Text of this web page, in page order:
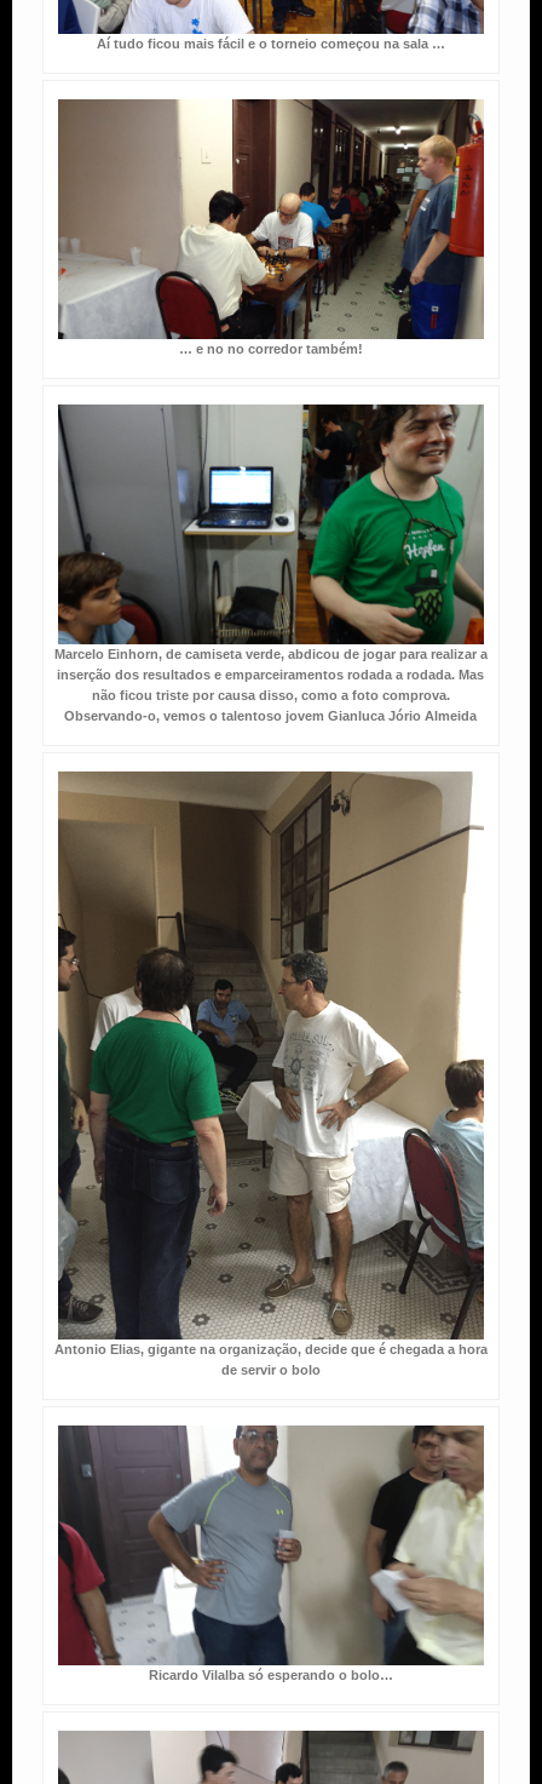
Aí tudo ficou mais fácil e o torneio começou na sala …
… e no no corredor também!
Marcelo Einhorn, de camiseta verde, abdicou de jogar para realizar a
inserção dos resultados e emparceiramentos rodada a rodada. Mas
não ficou triste por causa disso, como a foto comprova.
Observando-o, vemos o talentoso jovem Gianluca Jório Almeida
Antonio Elias, gigante na organização, decide que é chegada a hora
de servir o bolo
Ricardo Vilalba só esperando o bolo…